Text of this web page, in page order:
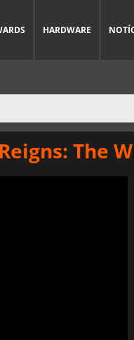
HARDWARE
The